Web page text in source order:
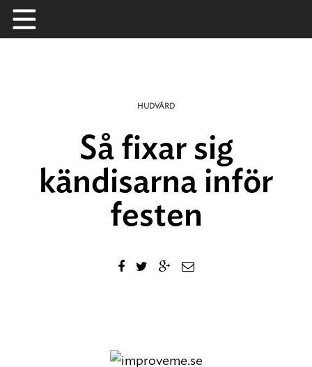
Skip
to
HUDVÅRD
Så fixar sig
kändisarna inför
festen